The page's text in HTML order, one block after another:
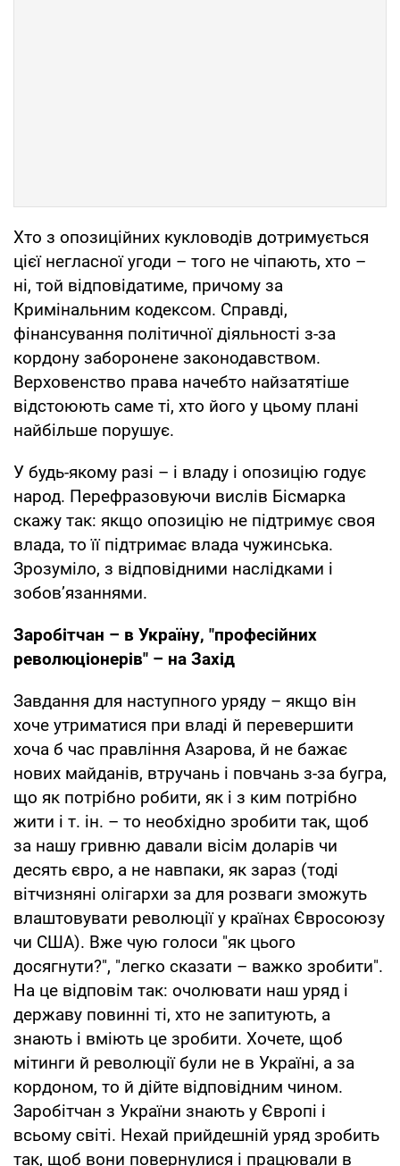
Хто з опозиційних кукловодів дотримується
цієї негласної угоди – того не чіпають, хто –
ні, той відповідатиме, причому за
Кримінальним кодексом. Справді,
фінансування політичної діяльності з-за
кордону заборонене законодавством.
Верховенство права начебто найзатятіше
відстоюють саме ті, хто його у цьому плані
найбільше порушує.
У будь-якому разі – і владу і опозицію годує
народ. Перефразовуючи вислів Бісмарка
скажу так: якщо опозицію не підтримує своя
влада, то її підтримає влада чужинська.
Зрозуміло, з відповідними наслідками і
зобов’язаннями.
Заробітчан – в Україну, "професійних
революціонерів" – на Захід
Завдання для наступного уряду – якщо він
хоче утриматися при владі й перевершити
хоча б час правління Азарова, й не бажає
нових майданів, втручань і повчань з-за бугра,
що як потрібно робити, як і з ким потрібно
жити і т. ін. – то необхідно зробити так, щоб
за нашу гривню давали вісім доларів чи
десять євро, а не навпаки, як зараз (тоді
вітчизняні олігархи за для розваги зможуть
влаштовувати революції у країнах Євросоюзу
чи США). Вже чую голоси "як цього
досягнути?", "легко сказати – важко зробити".
На це відповім так: очолювати наш уряд і
державу повинні ті, хто не запитують, а
знають і вміють це зробити. Хочете, щоб
мітинги й революції були не в Україні, а за
кордоном, то й дійте відповідним чином.
Заробітчан з України знають у Європі і
всьому світі. Нехай прийдешній уряд зробить
так, щоб вони повернулися і працювали в